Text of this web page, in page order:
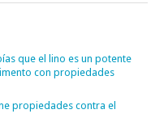
que el lino es un potente
con propiedades
propiedades contra el